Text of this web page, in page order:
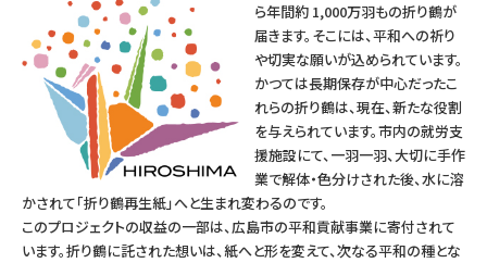
ら年間約 1,000万羽もの折り鶴が
届きます。そこには、平和への祈り
や切実な願いが込められています。
かつては長期保存が中心だったこ
れらの折り鶴は、現在、新たな役割
を与えられています。市内の就労支
援施設にて、一羽一羽、大切に手作
業で解体・色分けされた後、水に溶
かされて「折り鶴再生紙」へと生まれ変わるのです。
このプロジェクトの収益の一部は、広島市の平和貢献事業に寄付されて
います。折り鶴に託された想いは、紙へと形を変えて、次なる平和の種とな